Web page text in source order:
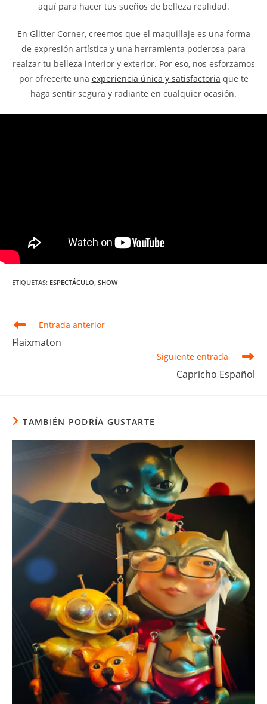
aquí para hacer tus sueños de belleza realidad.
En Glitter Corner, creemos que el maquillaje es una forma
de expresión artística y una herramienta poderosa para
realzar tu belleza interior y exterior. Por eso, nos esforzamos
por ofrecerte una experiencia única y satisfactoria que te
haga sentir segura y radiante en cualquier ocasión.
ETIQUETAS: ESPECTÁCULO, SHOW
Leer
más
artículos
Entrada anterior
Flaixmaton
Siguiente entrada
Capricho Español
TAMBIÉN PODRÍA GUSTARTE